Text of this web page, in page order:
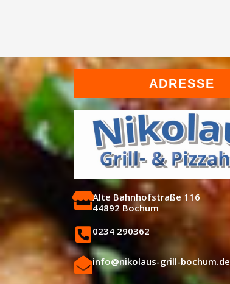
ADRESSE
Alte Bahnhofstraße 116
44892 Bochum
0234 290362
info@nikolaus-grill-bochum.de